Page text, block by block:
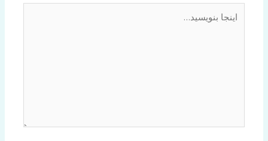
بنویسید…